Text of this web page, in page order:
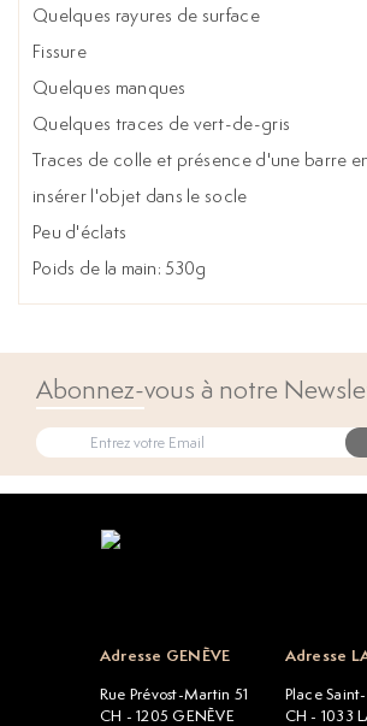
Quelques rayures de surface
Fissure
Quelques manques
Quelques traces de vert-de-gris
Traces de colle et présence d'une barre
insérer l'objet dans le socle
Peu d'éclats
Poids de la main: 530g
Abonnez-vous à notre
Adresse GENÈVE
Rue Prévost-Martin 51
CH - 1205 GENÈVE
Adresse
Place
CH - 1033